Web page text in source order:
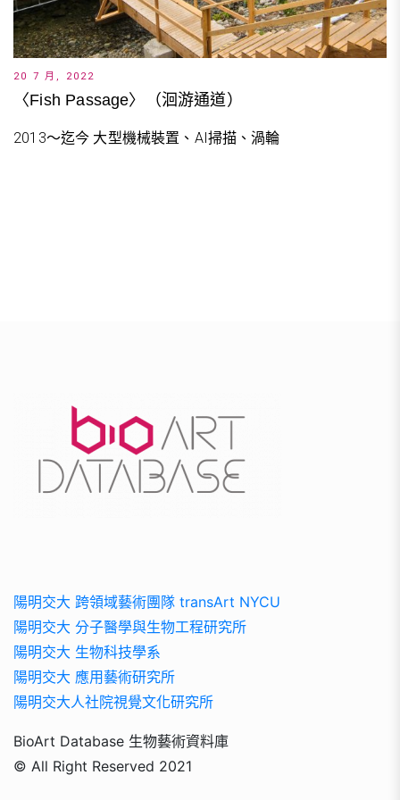
20 7 月, 2022
〈Fish Passage〉（洄游通道）
2013～迄今 大型機械裝置、AI掃描、渦輪
陽明交大 跨領域藝術團隊 transArt NYCU
陽明交大 分子醫學與生物工程研究所
陽明交大 生物科技學系
陽明交大 應用藝術研究所
陽明交大人社院視覺文化研究所
BioArt Database 生物藝術資料庫
© All Right Reserved 2021